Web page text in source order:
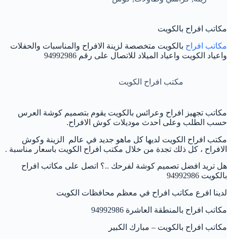
مكاتب افراح بالكويت
مكاتب افراح بالكويت متخصصة لزينة الافراح والمناسبات والحفلات
واعياد الكويت واعياد الميلاد للاتصال على رقم 94992986
مكتب افراح الكويت
مكاتب تجهيز افراح وعرائس بالكويت يقوم بتصميم كوشة العرس
حسب الطلب وعلى احدث موديلات كوش الافراح.
مكتب افراح الكويت لديها كل ماهو جديد في عالم الزينة وكوش
الافراح ، كل ذلك تجدة من خلال مكتب افراح الكويت باسعار مناسبة .
هل تريد افضل تصميم كوشة لفرحك ..؟ اتصل على مكاتب افراح
بالكويت 94992986
لدينا افرع مكاتب افراح في معظم محافظات الكويت
مكاتب افراح بالمنطقة العاشرة 94992986
مكاتب افراح بالكويت – مبارك الكبير